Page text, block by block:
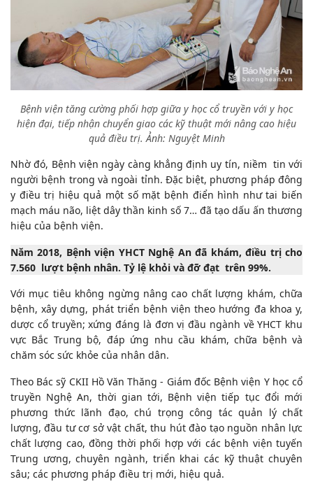
Bệnh viện tăng cường phối hợp giữa y học cổ truyền với y học
hiện đại, tiếp nhận chuyển giao các kỹ thuật mới nâng cao hiệu
quả điều trị. Ảnh: Nguyệt Minh
Nhờ đó, Bệnh viện ngày càng khẳng định uy tín, niềm tin với
người bệnh trong và ngoài tỉnh. Đặc biệt, phương pháp đông
y điều trị hiệu quả một số mặt bệnh điển hình như tai biến
mạch máu não, liệt dây thần kinh số 7… đã tạo dấu ấn thương
hiệu của bệnh viện.
Năm 2018, Bệnh viện YHCT Nghệ An đã khám, điều trị cho
7.560 lượt bệnh nhân. Tỷ lệ khỏi và đỡ đạt trên 99%.
Với mục tiêu không ngừng nâng cao chất lượng khám, chữa
bệnh, xây dựng, phát triển bệnh viện theo hướng đa khoa y,
dược cổ truyền; xứng đáng là đơn vị đầu ngành về YHCT khu
vực Bắc Trung bộ, đáp ứng nhu cầu khám, chữa bệnh và
chăm sóc sức khỏe của nhân dân.
Theo Bác sỹ CKII Hồ Văn Thăng - Giám đốc Bệnh viện Y học cổ
truyền Nghệ An, thời gian tới, Bệnh viện tiếp tục đổi mới
phương thức lãnh đạo, chú trọng công tác quản lý chất
lượng, đầu tư cơ sở vật chất, thu hút đào tạo nguồn nhân lực
chất lượng cao, đồng thời phối hợp với các bệnh viện tuyến
Trung ương, chuyên ngành, triển khai các kỹ thuật chuyên
sâu; các phương pháp điều trị mới, hiệu quả.